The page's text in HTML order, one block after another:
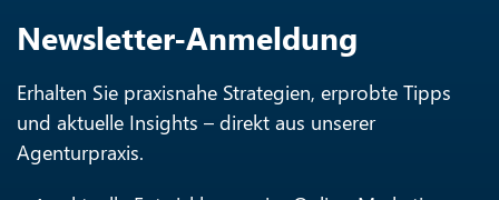
Newsletter-Anmeldung
Erhalten Sie praxisnahe Strategien, erprobte Tipps
und aktuelle Insights – direkt aus unserer
Agenturpraxis.